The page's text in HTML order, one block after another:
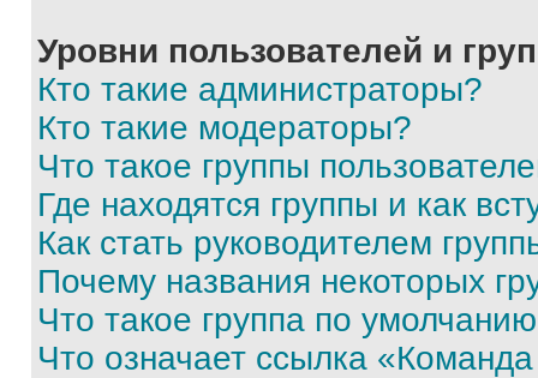
Уровни пользователей и
Кто такие администраторы?
Кто такие модераторы?
Что такое группы
Где находятся группы и как
Как стать руководителем
Почему названия некоторых
Что такое группа по
Что означает ссылка